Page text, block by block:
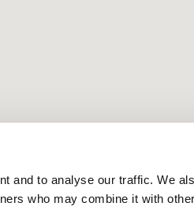
and to analyse our traffic. We
who may combine it with